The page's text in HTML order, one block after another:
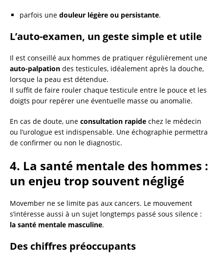
parfois une douleur légère ou persistante.
L’auto-examen, un geste simple et utile
Il est conseillé aux hommes de pratiquer régulièrement une
auto-palpation des testicules, idéalement après la douche,
lorsque la peau est détendue.
Il suffit de faire rouler chaque testicule entre le pouce et les
doigts pour repérer une éventuelle masse ou anomalie.
En cas de doute, une consultation rapide chez le médecin
ou l’urologue est indispensable. Une échographie permettra
de confirmer ou non le diagnostic.
4. La santé mentale des hommes :
un enjeu trop souvent négligé
Movember ne se limite pas aux cancers. Le mouvement
s’intéresse aussi à un sujet longtemps passé sous silence :
la santé mentale masculine.
Des chiffres préoccupants